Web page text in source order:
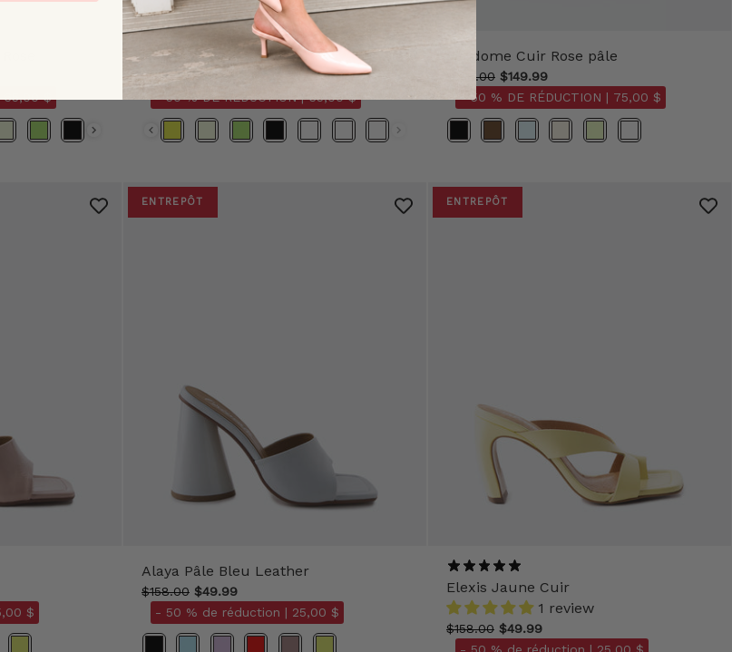
65,00 $
Herrera Bleu Verni Bleu
$158.00
$129.99
- 50 % DE RÉDUCTION |65,00 $
Couleur
Vendome Cuir Rose pâle
$168.00 $149.99
- 50 % DE RÉDUCTION | 75,00 $
Couleur
$
ENTREPÔT
Alaya Pâle Bleu Leather
$158.00 $49.99
- 50 % de réduction | 25,00 $
Couleurs
ENTREPÔT
Elexis Jaune Cuir
1 review
$158.00 $49.99